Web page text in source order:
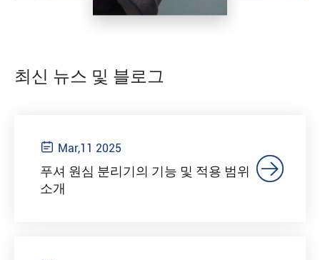
최신 뉴스 및 블로그
 Mar,11 2025
푸셔 원심 분리기의 기능 및 적용 범위
소개
